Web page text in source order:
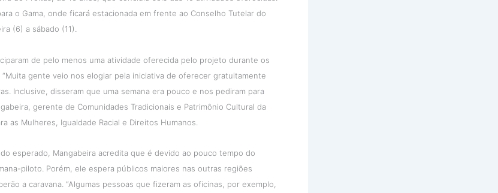
o Gama, onde ficará estacionada em frente ao Conselho Tutelar do
(6) a sábado (11).
de pelo menos uma atividade oferecida pelo projeto durante os
“Muita gente veio nos elogiar pela iniciativa de oferecer gratuitamente
Inclusive, disseram que uma semana era pouco e nos pediram para
gerente de Comunidades Tradicionais e Patrimônio Cultural da
as Mulheres, Igualdade Racial e Direitos Humanos.
esperado, Mangabeira acredita que é devido ao pouco tempo do
piloto. Porém, ele espera públicos maiores nas outras regiões
a caravana. “Algumas pessoas que fizeram as oficinas, por exemplo,